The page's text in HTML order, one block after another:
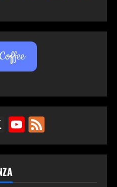
X YouTube
Feed